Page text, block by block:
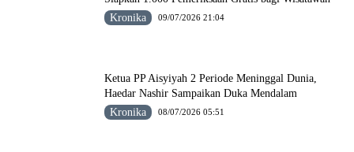
Kronika
09/07/2026 21:04
Ketua PP Aisyiyah 2 Periode Meninggal Dunia,
Haedar Nashir Sampaikan Duka Mendalam
Kronika
08/07/2026 05:51